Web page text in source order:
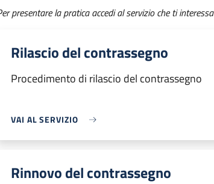
presentare la pratica accedi al servizio che ti interessa
Rilascio del contrassegno
Procedimento di rilascio del contrassegno
VAI AL SERVIZIO
Rinnovo del contrassegno